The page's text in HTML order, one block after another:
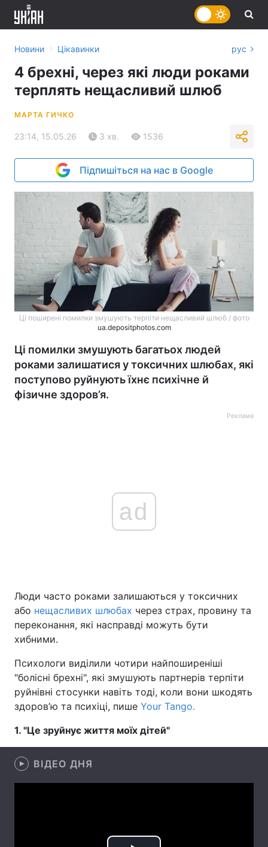
Україна Політика
Економіка
Спорт Наука
Техно і зв'язок Лайт
Здоров'я Туризм
Цікавинки
Новини › Цікавинки рус
4 брехні, через які люди роками
терплять нещасливий шлюб
МАРТА ГИЧКО
23:14, 15.05.26 3 хв. 1536
Підпишіться на нас в Google
Ці поширені помилки змушують терпіти нещасливий шлюб / фото
ua.depositphotos.com
Ці помилки змушують багатьох людей
роками залишатися у токсичних шлюбах, які
поступово руйнують їхнє психічне й
фізичне здоров’я.
Реклама
ad
Люди часто роками залишаються у токсичних
або нещасливих шлюбах через страх, провину та
переконання, які насправді можуть бути
хибними.
Психологи виділили чотири найпоширеніші
"болісні брехні", які змушують партнерів терпіти
руйнівні стосунки навіть тоді, коли вони шкодять
здоров’ю та психіці, пише Your Tango.
1. "Це зруйнує життя моїх дітей"
ВІДЕО ДНЯ